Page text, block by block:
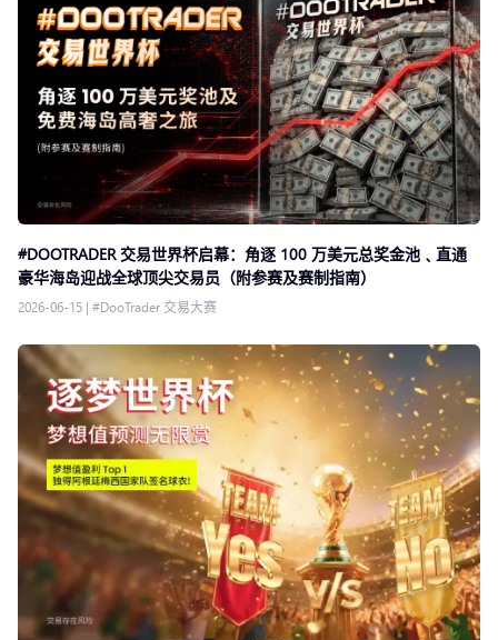
#DOOTRADER 交易世界杯启幕：角逐 100 万美元总奖金池﹑直通
豪华海岛迎战全球顶尖交易员（附参赛及赛制指南）
2026-06-15 | #DooTrader 交易大赛